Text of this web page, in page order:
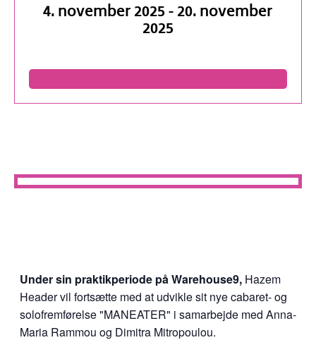
4. november 2025-20. november
2025
Under sin praktikperiode på Warehouse9, Hazem
Header vil fortsætte med at udvikle sit nye cabaret- og
solofremførelse "MANEATER" i samarbejde med Anna-
Maria Rammou og Dimitra Mitropoulou.